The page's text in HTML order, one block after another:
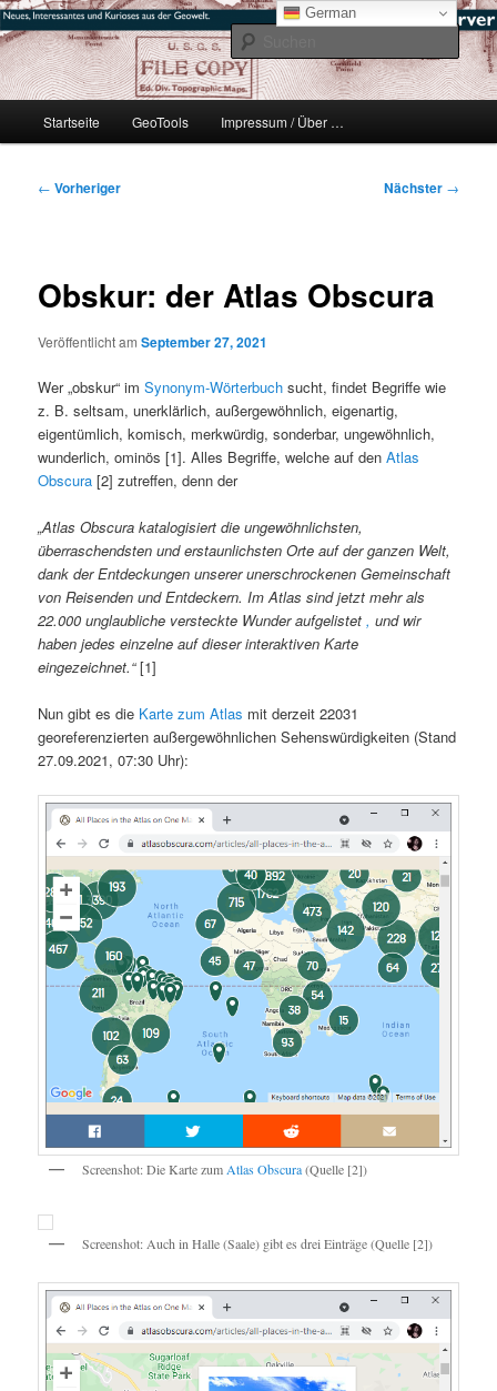
Zum
primären
Inhalt
springen#geoObserver
mikeE's GeoBlog
Startseite GeoTools Impressum / Über …
Beitragsnavigation
← Vorheriger Nächster →
Obskur: der Atlas Obscura
Veröffentlicht amSeptember 27, 2021
Wer „obskur“ imSynonym-Wörterbuch sucht, findet Begriffe wie
z. B. seltsam, unerklärlich, außergewöhnlich, eigenartig,
eigentümlich, komisch, merkwürdig, sonderbar, ungewöhnlich,
wunderlich, ominös [1]. Alles Begriffe, welche auf denAtlas
Obscura [2] zutreffen, denn der
„Atlas Obscura katalogisiert die ungewöhnlichsten,
überraschendsten und erstaunlichsten Orte auf der ganzen Welt,
dank der Entdeckungen unserer unerschrockenen Gemeinschaft
von Reisenden und Entdeckern. Im Atlas sind jetzt mehr als
22.000 unglaubliche versteckte Wunder aufgelistet, und wir
haben jedes einzelne auf dieser interaktiven Karte
eingezeichnet.“[1]
Nun gibt es die Karte zum Atlas mit derzeit 22031
georeferenzierten außergewöhnlichen Sehenswürdigkeiten (Stand
27.09.2021, 07:30 Uhr):
Screenshot: Die Karte zum Atlas Obscura(Quelle [2])
Screenshot: Auch in Halle (Saale) gibt es drei Einträge (Quelle [2])
German